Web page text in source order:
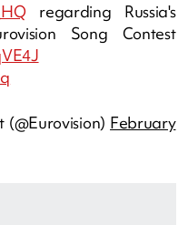
regarding Russia's
Song Contest
February